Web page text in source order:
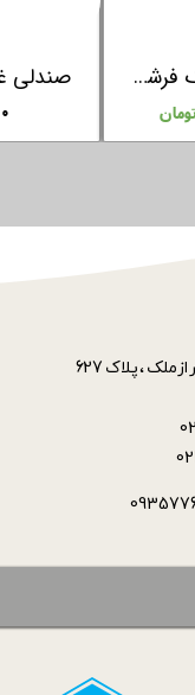
پوستر دیواری اتاق کودک فرشته های مهربان (تینکربل) وال تستیک WALLSTIC
ملک ، پلاک 627​​​​​​​